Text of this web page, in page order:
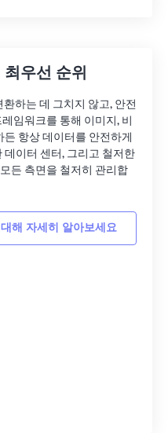
우선 순위
하는 데 그치지 않고, 안전
임워크를 통해 이미지, 비
항상 데이터를 안전하게
데이터 센터, 그리고 철저한
든 측면을 철저히 관리합
해 자세히 알아보세요